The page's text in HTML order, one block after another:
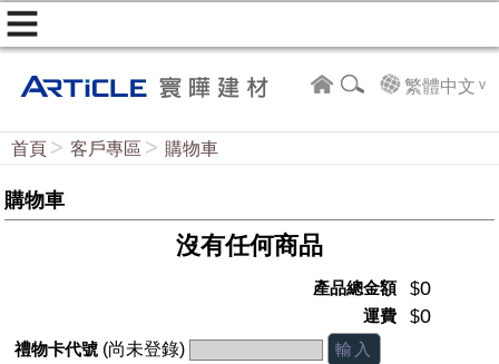
繁體中文
首頁 客戶專區 購物車
購物車
沒有任何商品
產品總金額 $0
運費 $0
禮物卡代號 (尚未登錄)